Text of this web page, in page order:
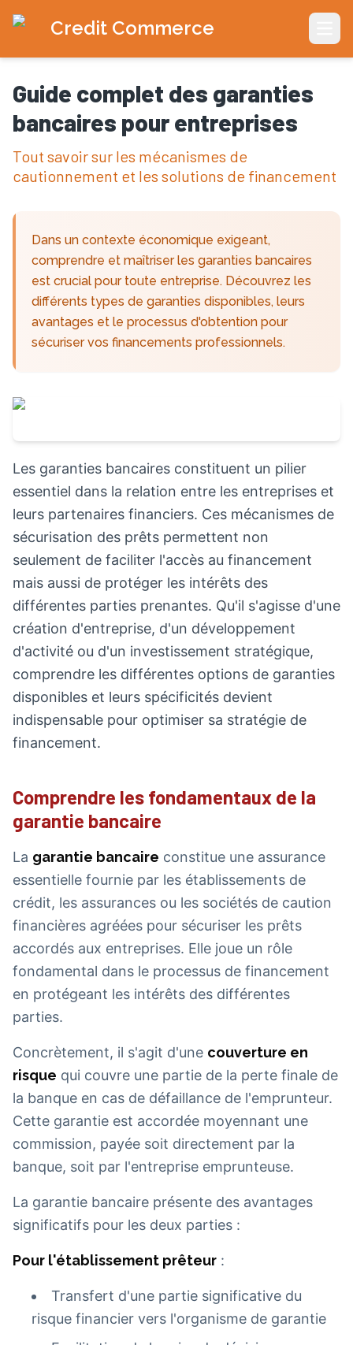
Credit Commerce
Guide complet des garanties
bancaires pour entreprises
Tout savoir sur les mécanismes de
cautionnement et les solutions de financement
Dans un contexte économique exigeant,
comprendre et maîtriser les garanties bancaires
est crucial pour toute entreprise. Découvrez les
différents types de garanties disponibles, leurs
avantages et le processus d'obtention pour
sécuriser vos financements professionnels.
Les garanties bancaires constituent un pilier
essentiel dans la relation entre les entreprises et
leurs partenaires financiers. Ces mécanismes de
sécurisation des prêts permettent non
seulement de faciliter l'accès au financement
mais aussi de protéger les intérêts des
différentes parties prenantes. Qu'il s'agisse d'une
création d'entreprise, d'un développement
d'activité ou d'un investissement stratégique,
comprendre les différentes options de garanties
disponibles et leurs spécificités devient
indispensable pour optimiser sa stratégie de
financement.
Comprendre les fondamentaux de la
garantie bancaire
La garantie bancaire constitue une assurance
essentielle fournie par les établissements de
crédit, les assurances ou les sociétés de caution
financières agréées pour sécuriser les prêts
accordés aux entreprises. Elle joue un rôle
fondamental dans le processus de financement
en protégeant les intérêts des différentes
parties.
Concrètement, il s'agit d'une couverture en
risque qui couvre une partie de la perte finale de
la banque en cas de défaillance de l'emprunteur.
Cette garantie est accordée moyennant une
commission, payée soit directement par la
banque, soit par l'entreprise emprunteuse.
La garantie bancaire présente des avantages
significatifs pour les deux parties :
Pour l'établissement prêteur :
Transfert d'une partie significative du
risque financier vers l'organisme de garantie